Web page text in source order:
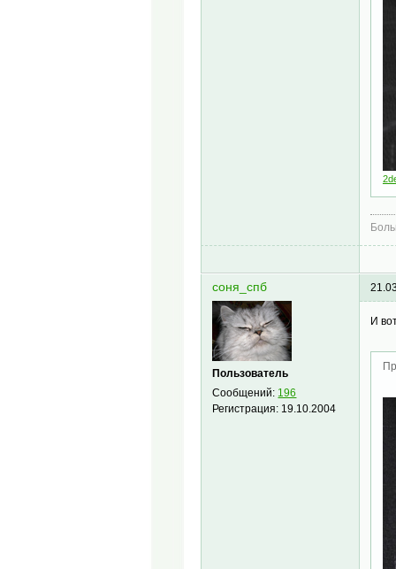
соня_спб
Пользователь
Сообщений: 196
Регистрация: 19.10.2004
И